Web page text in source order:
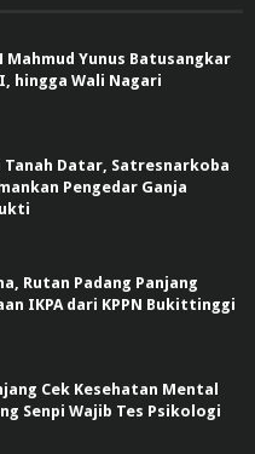
Mahmud Yunus Batusangkar
hingga Wali Nagari
Tanah Datar, Satresnarkoba
Pengedar Ganja
Rutan Padang Panjang
IKPA dari KPPN Bukittinggi
Cek Kesehatan Mental
Senpi Wajib Tes Psikologi